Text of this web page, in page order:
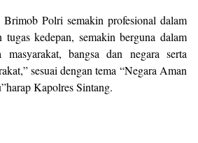
Brimob Polri semakin profesional dalam
tugas kedepan, semakin berguna dalam
masyarakat, bangsa dan negara serta
sesuai dengan tema “Negara Aman
Kapolres Sintang.